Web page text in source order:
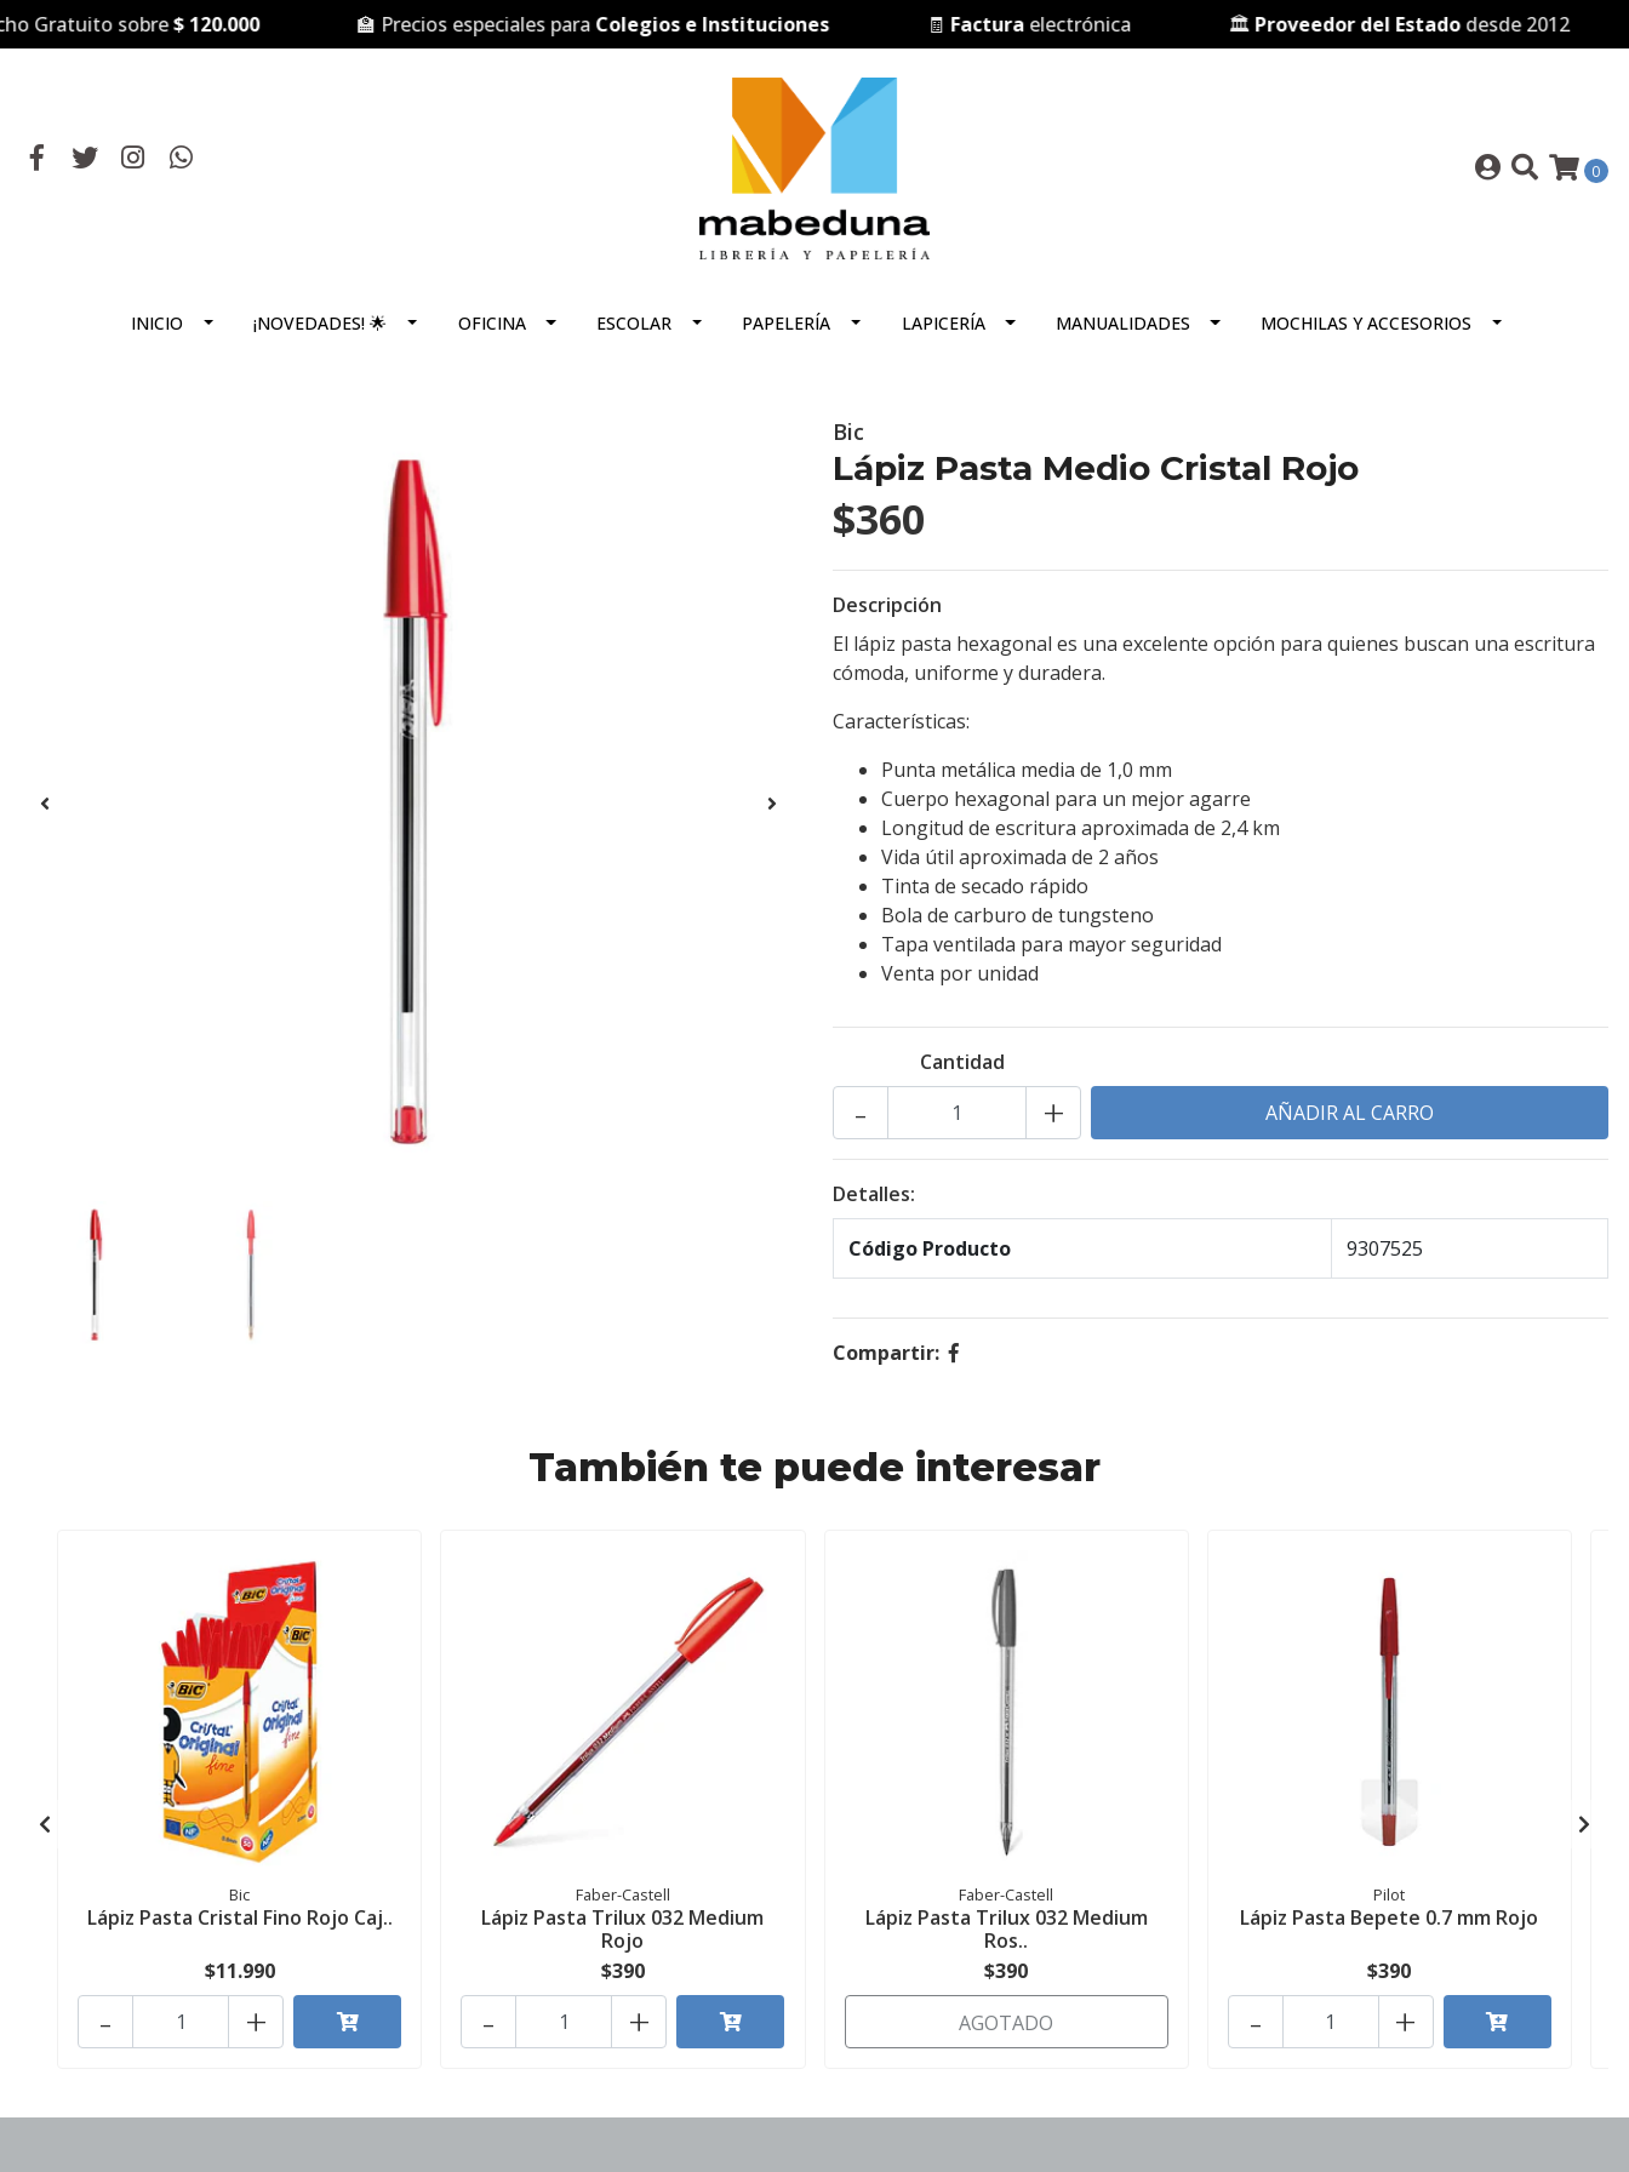
sobre$ 120.000 🏫 Precios especiales paraColegios e Instituciones Facturaelectrónica Proveedor del Estadodesde 2012
0
INICIO ¡NOVEDADES! 🌟 OFICINA ESCOLAR PAPELERÍA LAPICERÍA MANUALIDADES MOCHILAS Y ACCESORIOS
Bic
Lápiz Pasta Medio Cristal Rojo
$360
Descripción
El lápiz pasta hexagonal es una excelente opción para quienes buscan una escritura
cómoda, uniforme y duradera.
Características:
Punta metálica media de 1,0 mm
Cuerpo hexagonal para un mejor agarre
Longitud de escritura aproximada de 2,4 km
Vida útil aproximada de 2 años
Tinta de secado rápido
Bola de carburo de tungsteno
Tapa ventilada para mayor seguridad
Venta por unidad
Cantidad
+
-
Detalles:
Código Producto 9307525
Compartir:
También te puede interesar
Bic
Lápiz Pasta Cristal Fino Rojo Caj..
$11.990
+
-
Faber-Castell
Lápiz Pasta Trilux 032 Medium
Rojo
$390
+
-
Faber-Castell
Lápiz Pasta Trilux 032 Medium
Ros..
$390
AGOTADO
Pilot
Lápiz Pasta Bepete 0.7 mm Rojo
$390
+
-